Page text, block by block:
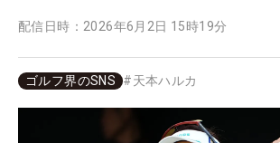
配信日時： 2026年6月2日 15時19分
ゴルフ界のSNS #天本ハルカ